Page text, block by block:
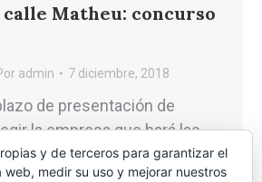
calle Matheu: concurso
admin 7 diciembre, 2018
de presentación de
la empresa que hará las
Matheu.
y de terceros para garantizar el
medir su uso y mejorar nuestros